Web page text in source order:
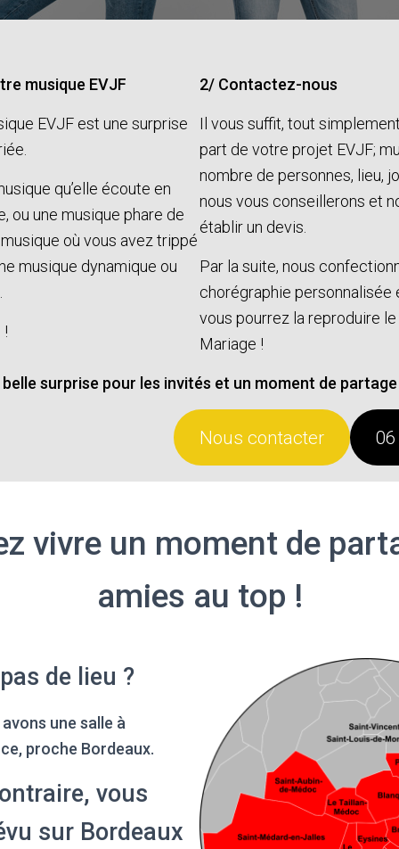
musique EVJF
EVJF est une surprise
qu’elle écoute en
ou une musique phare de
où vous avez trippé
musique dynamique ou
2/ Contactez-nous
Il vous suffit, tout
part de votre projet EVJF;
nombre de personnes, lieu,
nous vous conseillerons et
établirun devis
Par la suite, nous
chorégraphie personnalisée
vous pourrez la reproduire
Mariage !
belle surprise pour les invités et un moment de
Nous contacter
vivre un moment de
amies au top !
de lieu ?
une salle à
proche Bordeaux.
vous
sur Bordeaux